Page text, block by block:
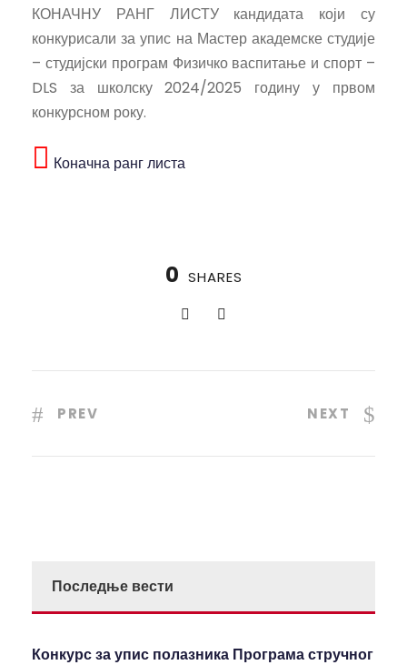
КОНАЧНУ РАНГ ЛИСТУ кандидата који су
конкурисали за упис на Мастер академске студије
– студијски програм Физичко васпитање и спорт –
DLS за школску 2024/2025 годину у првом
конкурсном року.
Коначна ранг листа
0 SHARES
PREV NEXT
Последње вести
Конкурс за упис полазника Програма стручног